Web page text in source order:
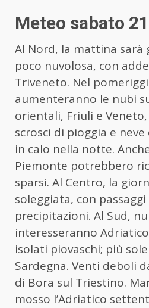
Meteo sabato
Al Nord, la mattina sarà
poco nuvolosa, con
Triveneto. Nel
aumenteranno le nubi
orientali, Friuli e
scrosci di pioggia e
in calo nella notte.
Piemonte potrebbero
sparsi. Al Centro, la
soleggiata, con
precipitazioni. Al Sud,
interesseranno
isolati piovaschi; più
Sardegna. Venti deboli
di Bora sul Triestino.
mosso l’Adriatico